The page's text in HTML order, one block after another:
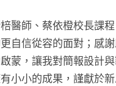
醫師、蔡依橙校長課
自信從容的面對；感
蒙，讓我對簡報設計
小小的成果，謹獻於